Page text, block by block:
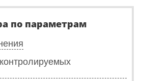
по параметрам